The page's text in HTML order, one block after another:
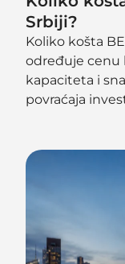
Srbiji?
Koliko košta
određuje cenu
kapaciteta i
povraćaja